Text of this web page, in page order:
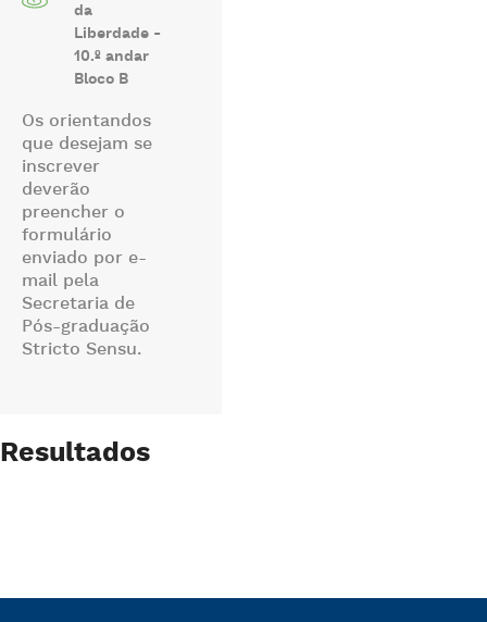
da
Liberdade -
10.º andar
Bloco B
Os orientandos
que desejam se
inscrever
deverão
preencher o
formulário
enviado por e-
mail pela
Secretaria de
Pós-graduação
Stricto Sensu.
Resultados